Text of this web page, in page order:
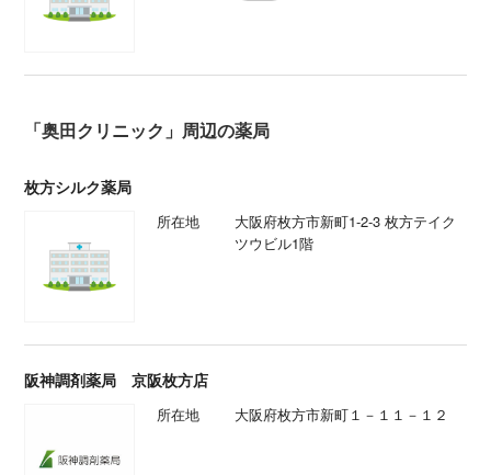
「奥田クリニック」周辺の薬局
枚方シルク薬局
所在地
大阪府枚方市新町1-2-3 枚方テイク
ツウビル1階
阪神調剤薬局 京阪枚方店
所在地 大阪府枚方市新町１－１１－１２